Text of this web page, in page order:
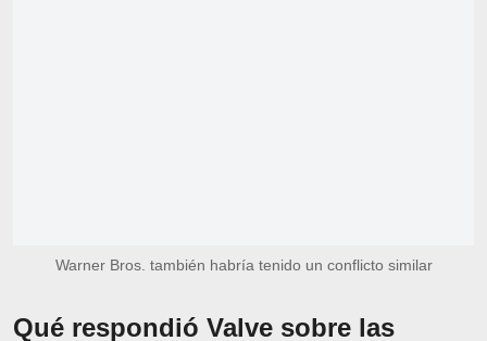
Warner Bros. también habría tenido un conflicto similar
Qué respondió Valve sobre las